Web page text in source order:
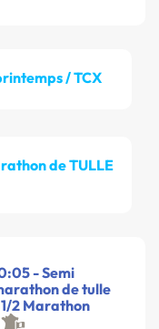
/ TCX
de TULLE
- Semi
de tulle
2 Marathon